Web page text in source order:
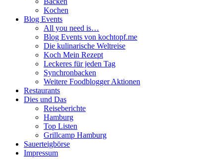
Kochen
Blog Events
All you need is…
Blog Events von kochtopf.me
Die kulinarische Weltreise
Koch Mein Rezept
Leckeres für jeden Tag
Synchronbacken
Weitere Foodblogger Aktionen
Restaurants
Dies und Das
Reiseberichte
Hamburg
Top Listen
Grillcamp Hamburg
Sauerteigbörse
Impressum